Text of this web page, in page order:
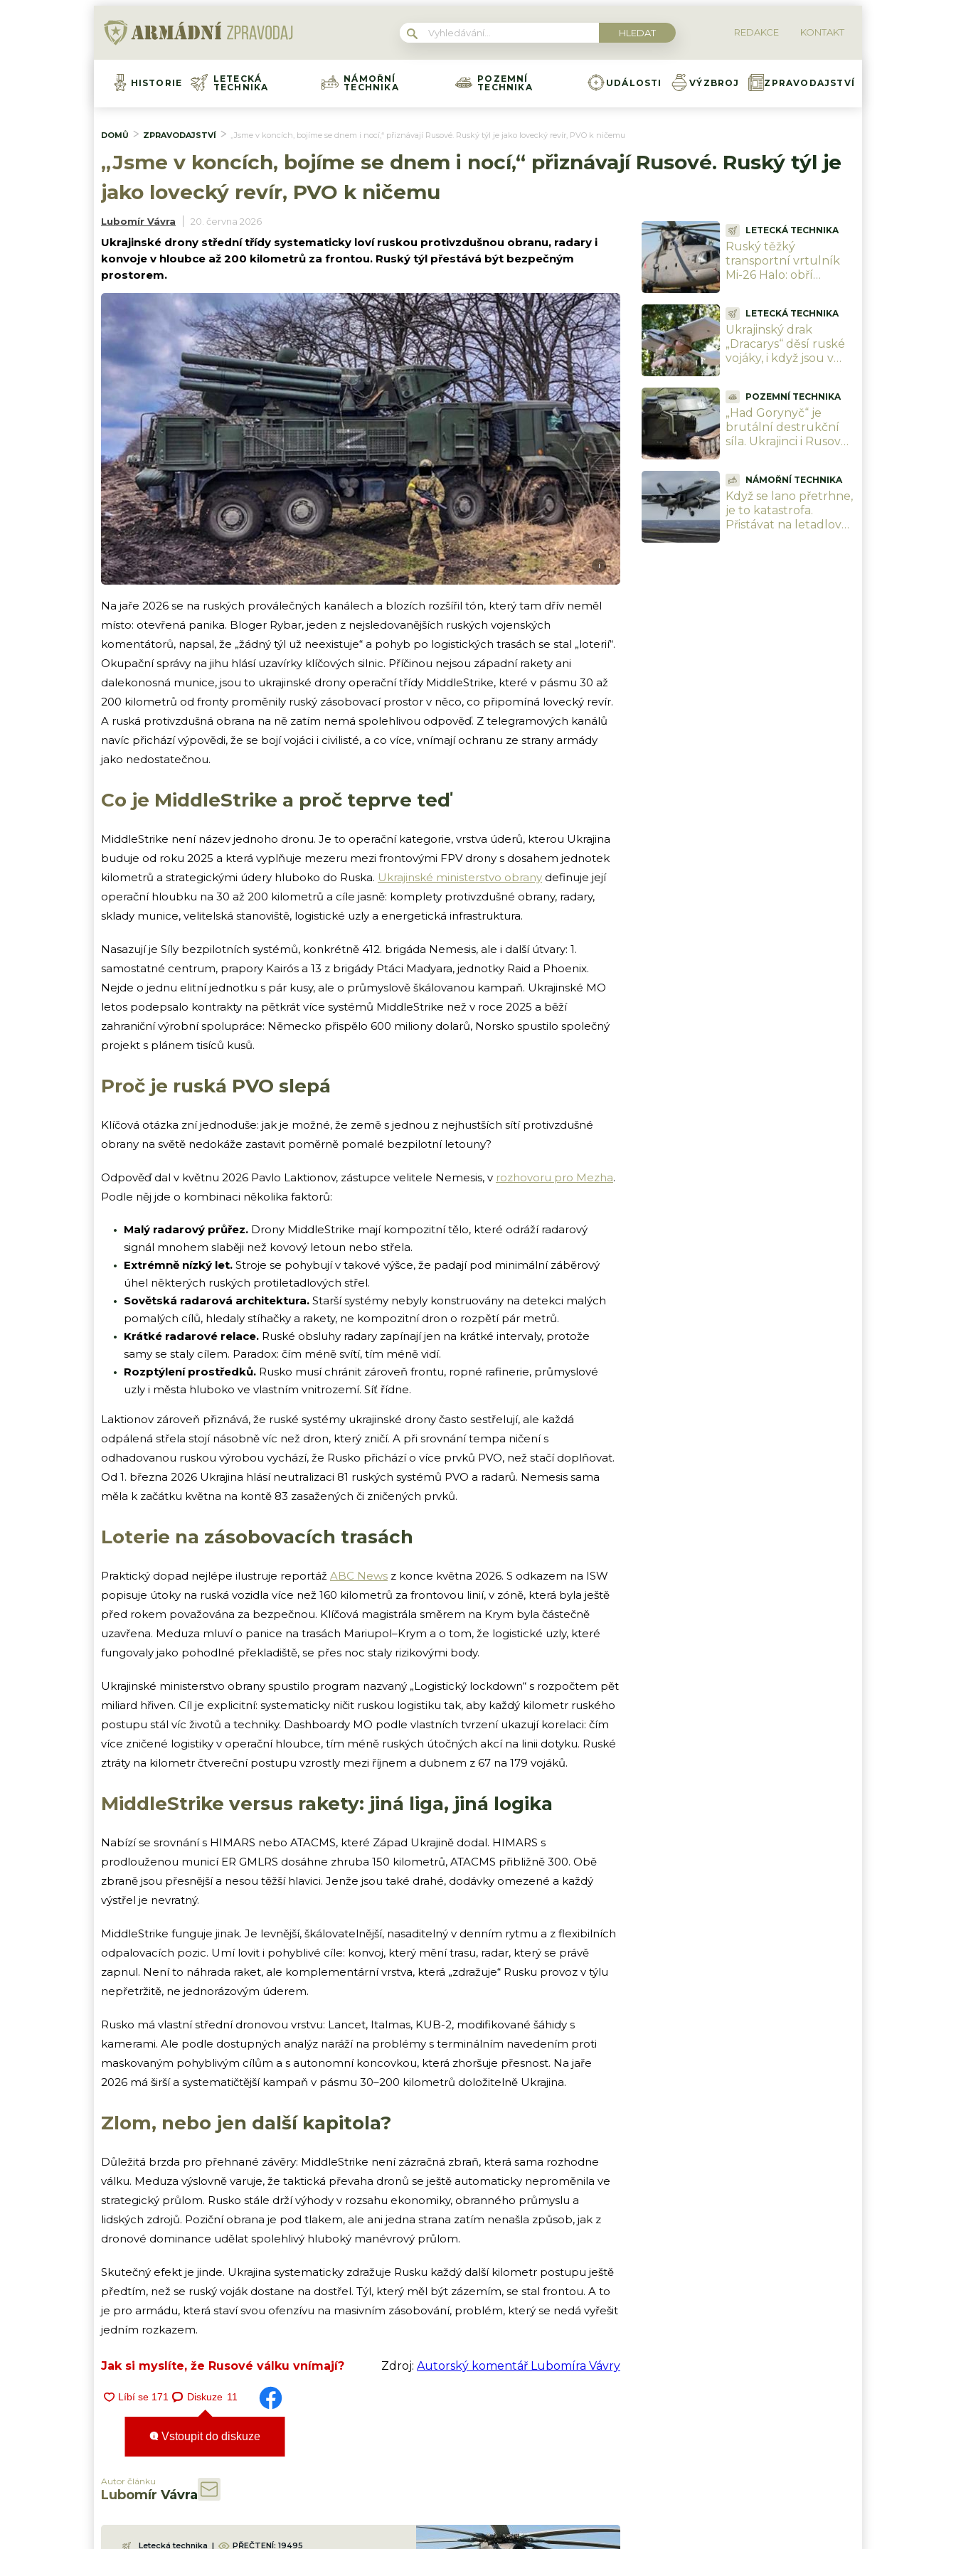
REDAKCE KONTAKT
HISTORIE
LETECKÁ
TECHNIKA
NÁMOŘNÍ
TECHNIKA
POZEMNÍ
TECHNIKA
UDÁLOSTI VÝZBROJ ZPRAVODAJSTVÍ
DOMŮ ZPRAVODAJSTVÍ „Jsme v koncích, bojíme se dnem i nocí,“ přiznávají Rusové. Ruský týl je jako lovecký revír, PVO k ničemu
„Jsme v koncích, bojíme se dnem i nocí,“ přiznávají Rusové. Ruský týl je
jako lovecký revír, PVO k ničemu
Lubomír Vávra 20. června 2026
Ukrajinské drony střední třídy systematicky loví ruskou protivzdušnou obranu, radary i
konvoje v hloubce až 200 kilometrů za frontou. Ruský týl přestává být bezpečným
prostorem.
i
Na jaře 2026 se na ruských proválečných kanálech a blozích rozšířil tón, který tam dřív neměl
místo: otevřená panika. Bloger Rybar, jeden z nejsledovanějších ruských vojenských
komentátorů, napsal, že „žádný týl už neexistuje“ a pohyb po logistických trasách se stal „loterií“.
Okupační správy na jihu hlásí uzavírky klíčových silnic. Příčinou nejsou západní rakety ani
dalekonosná munice, jsou to ukrajinské drony operační třídy MiddleStrike, které v pásmu 30 až
200 kilometrů od fronty proměnily ruský zásobovací prostor v něco, co připomíná lovecký revír.
A ruská protivzdušná obrana na ně zatím nemá spolehlivou odpověď. Z telegramových kanálů
navíc přichází výpovědi, že se bojí vojáci i civilisté, a co více, vnímají ochranu ze strany armády
jako nedostatečnou.
Co je MiddleStrike a proč teprve teď
MiddleStrike není název jednoho dronu. Je to operační kategorie, vrstva úderů, kterou Ukrajina
buduje od roku 2025 a která vyplňuje mezeru mezi frontovými FPV drony s dosahem jednotek
kilometrů a strategickými údery hluboko do Ruska. Ukrajinské ministerstvo obrany definuje její
operační hloubku na 30 až 200 kilometrů a cíle jasně: komplety protivzdušné obrany, radary,
sklady munice, velitelská stanoviště, logistické uzly a energetická infrastruktura.
Nasazují je Síly bezpilotních systémů, konkrétně 412. brigáda Nemesis, ale i další útvary: 1.
samostatné centrum, prapory Kairós a 13 z brigády Ptáci Madyara, jednotky Raid a Phoenix.
Nejde o jednu elitní jednotku s pár kusy, ale o průmyslově škálovanou kampaň. Ukrajinské MO
letos podepsalo kontrakty na pětkrát více systémů MiddleStrike než v roce 2025 a běží
zahraniční výrobní spolupráce: Německo přispělo 600 miliony dolarů, Norsko spustilo společný
projekt s plánem tisíců kusů.
Proč je ruská PVO slepá
Klíčová otázka zní jednoduše: jak je možné, že země s jednou z nejhustších sítí protivzdušné
obrany na světě nedokáže zastavit poměrně pomalé bezpilotní letouny?
Odpověď dal v květnu 2026 Pavlo Laktionov, zástupce velitele Nemesis, v rozhovoru pro Mezha.
Podle něj jde o kombinaci několika faktorů:
Malý radarový průřez. Drony MiddleStrike mají kompozitní tělo, které odráží radarový
signál mnohem slaběji než kovový letoun nebo střela.
Extrémně nízký let. Stroje se pohybují v takové výšce, že padají pod minimální záběrový
úhel některých ruských protiletadlových střel.
Sovětská radarová architektura. Starší systémy nebyly konstruovány na detekci malých
pomalých cílů, hledaly stíhačky a rakety, ne kompozitní dron o rozpětí pár metrů.
Krátké radarové relace. Ruské obsluhy radary zapínají jen na krátké intervaly, protože
samy se staly cílem. Paradox: čím méně svítí, tím méně vidí.
Rozptýlení prostředků. Rusko musí chránit zároveň frontu, ropné rafinerie, průmyslové
uzly i města hluboko ve vlastním vnitrozemí. Síť řídne.
Laktionov zároveň přiznává, že ruské systémy ukrajinské drony často sestřelují, ale každá
odpálená střela stojí násobně víc než dron, který zničí. A při srovnání tempa ničení s
odhadovanou ruskou výrobou vychází, že Rusko přichází o více prvků PVO, než stačí doplňovat.
Od 1. března 2026 Ukrajina hlásí neutralizaci 81 ruských systémů PVO a radarů. Nemesis sama
měla k začátku května na kontě 83 zasažených či zničených prvků.
Loterie na zásobovacích trasách
Praktický dopad nejlépe ilustruje reportáž ABC News z konce května 2026. S odkazem na ISW
popisuje útoky na ruská vozidla více než 160 kilometrů za frontovou linií, v zóně, která byla ještě
před rokem považována za bezpečnou. Klíčová magistrála směrem na Krym byla částečně
uzavřena. Meduza mluví o panice na trasách Mariupol–Krym a o tom, že logistické uzly, které
fungovaly jako pohodlné překladiště, se přes noc staly rizikovými body.
Ukrajinské ministerstvo obrany spustilo program nazvaný „Logistický lockdown“ s rozpočtem pět
miliard hřiven. Cíl je explicitní: systematicky ničit ruskou logistiku tak, aby každý kilometr ruského
postupu stál víc životů a techniky. Dashboardy MO podle vlastních tvrzení ukazují korelaci: čím
více zničené logistiky v operační hloubce, tím méně ruských útočných akcí na linii dotyku. Ruské
ztráty na kilometr čtvereční postupu vzrostly mezi říjnem a dubnem z 67 na 179 vojáků.
MiddleStrike versus rakety: jiná liga, jiná logika
Nabízí se srovnání s HIMARS nebo ATACMS, které Západ Ukrajině dodal. HIMARS s
prodlouženou municí ER GMLRS dosáhne zhruba 150 kilometrů, ATACMS přibližně 300. Obě
zbraně jsou přesnější a nesou těžší hlavici. Jenže jsou také drahé, dodávky omezené a každý
výstřel je nevratný.
MiddleStrike funguje jinak. Je levnější, škálovatelnější, nasaditelný v denním rytmu a z flexibilních
odpalovacích pozic. Umí lovit i pohyblivé cíle: konvoj, který mění trasu, radar, který se právě
zapnul. Není to náhrada raket, ale komplementární vrstva, která „zdražuje“ Rusku provoz v týlu
nepřetržitě, ne jednorázovým úderem.
Rusko má vlastní střední dronovou vrstvu: Lancet, Italmas, KUB-2, modifikované šáhidy s
kamerami. Ale podle dostupných analýz naráží na problémy s terminálním navedením proti
maskovaným pohyblivým cílům a s autonomní koncovkou, která zhoršuje přesnost. Na jaře
2026 má širší a systematičtější kampaň v pásmu 30–200 kilometrů doložitelně Ukrajina.
Zlom, nebo jen další kapitola?
Důležitá brzda pro přehnané závěry: MiddleStrike není zázračná zbraň, která sama rozhodne
válku. Meduza výslovně varuje, že taktická převaha dronů se ještě automaticky neproměnila ve
strategický průlom. Rusko stále drží výhody v rozsahu ekonomiky, obranného průmyslu a
lidských zdrojů. Poziční obrana je pod tlakem, ale ani jedna strana zatím nenašla způsob, jak z
dronové dominance udělat spolehlivý hluboký manévrový průlom.
Skutečný efekt je jinde. Ukrajina systematicky zdražuje Rusku každý další kilometr postupu ještě
předtím, než se ruský voják dostane na dostřel. Týl, který měl být zázemím, se stal frontou. A to
je pro armádu, která staví svou ofenzívu na masivním zásobování, problém, který se nedá vyřešit
jedním rozkazem.
Jak si myslíte, že Rusové válku vnímají? Zdroj: Autorský komentář Lubomíra Vávry
Diskuze 11
Vstoupit do diskuze
Autor článku
Lubomír Vávra
Letecká technika | PŘEČTENÍ: 19495
LETECKÁ TECHNIKA
Ruský těžký
transportní vrtulník
Mi-26 Halo: obří
odnést dopravní
letadlo
LETECKÁ TECHNIKA
Ukrajinský drak
„Dracarys“ děsí ruské
vojáky, i když jsou v
°C
POZEMNÍ TECHNIKA
„Had Gorynyč“ je
brutální destrukční
síla. Ukrajinci i Rusové
NÁMOŘNÍ TECHNIKA
Když se lano přetrhne,
je to katastrofa.
Přistávat na letadlové